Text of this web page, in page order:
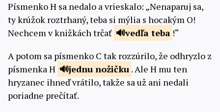
Písmenko H sa nedalo a vrieskalo: „Nenaparuj sa,
ty krúžok roztrhaný, teba si mýlia s hocakým O!
Nechcem v knižkách trčať
vedľa teba !“
A potom sa písmenko C tak rozzúrilo, že odhryzlo z
písmenka H
jednu nožičku . Ale H mu ten
hryzanec ihneď vrátilo, takže sa už ani nedali
poriadne prečítať.